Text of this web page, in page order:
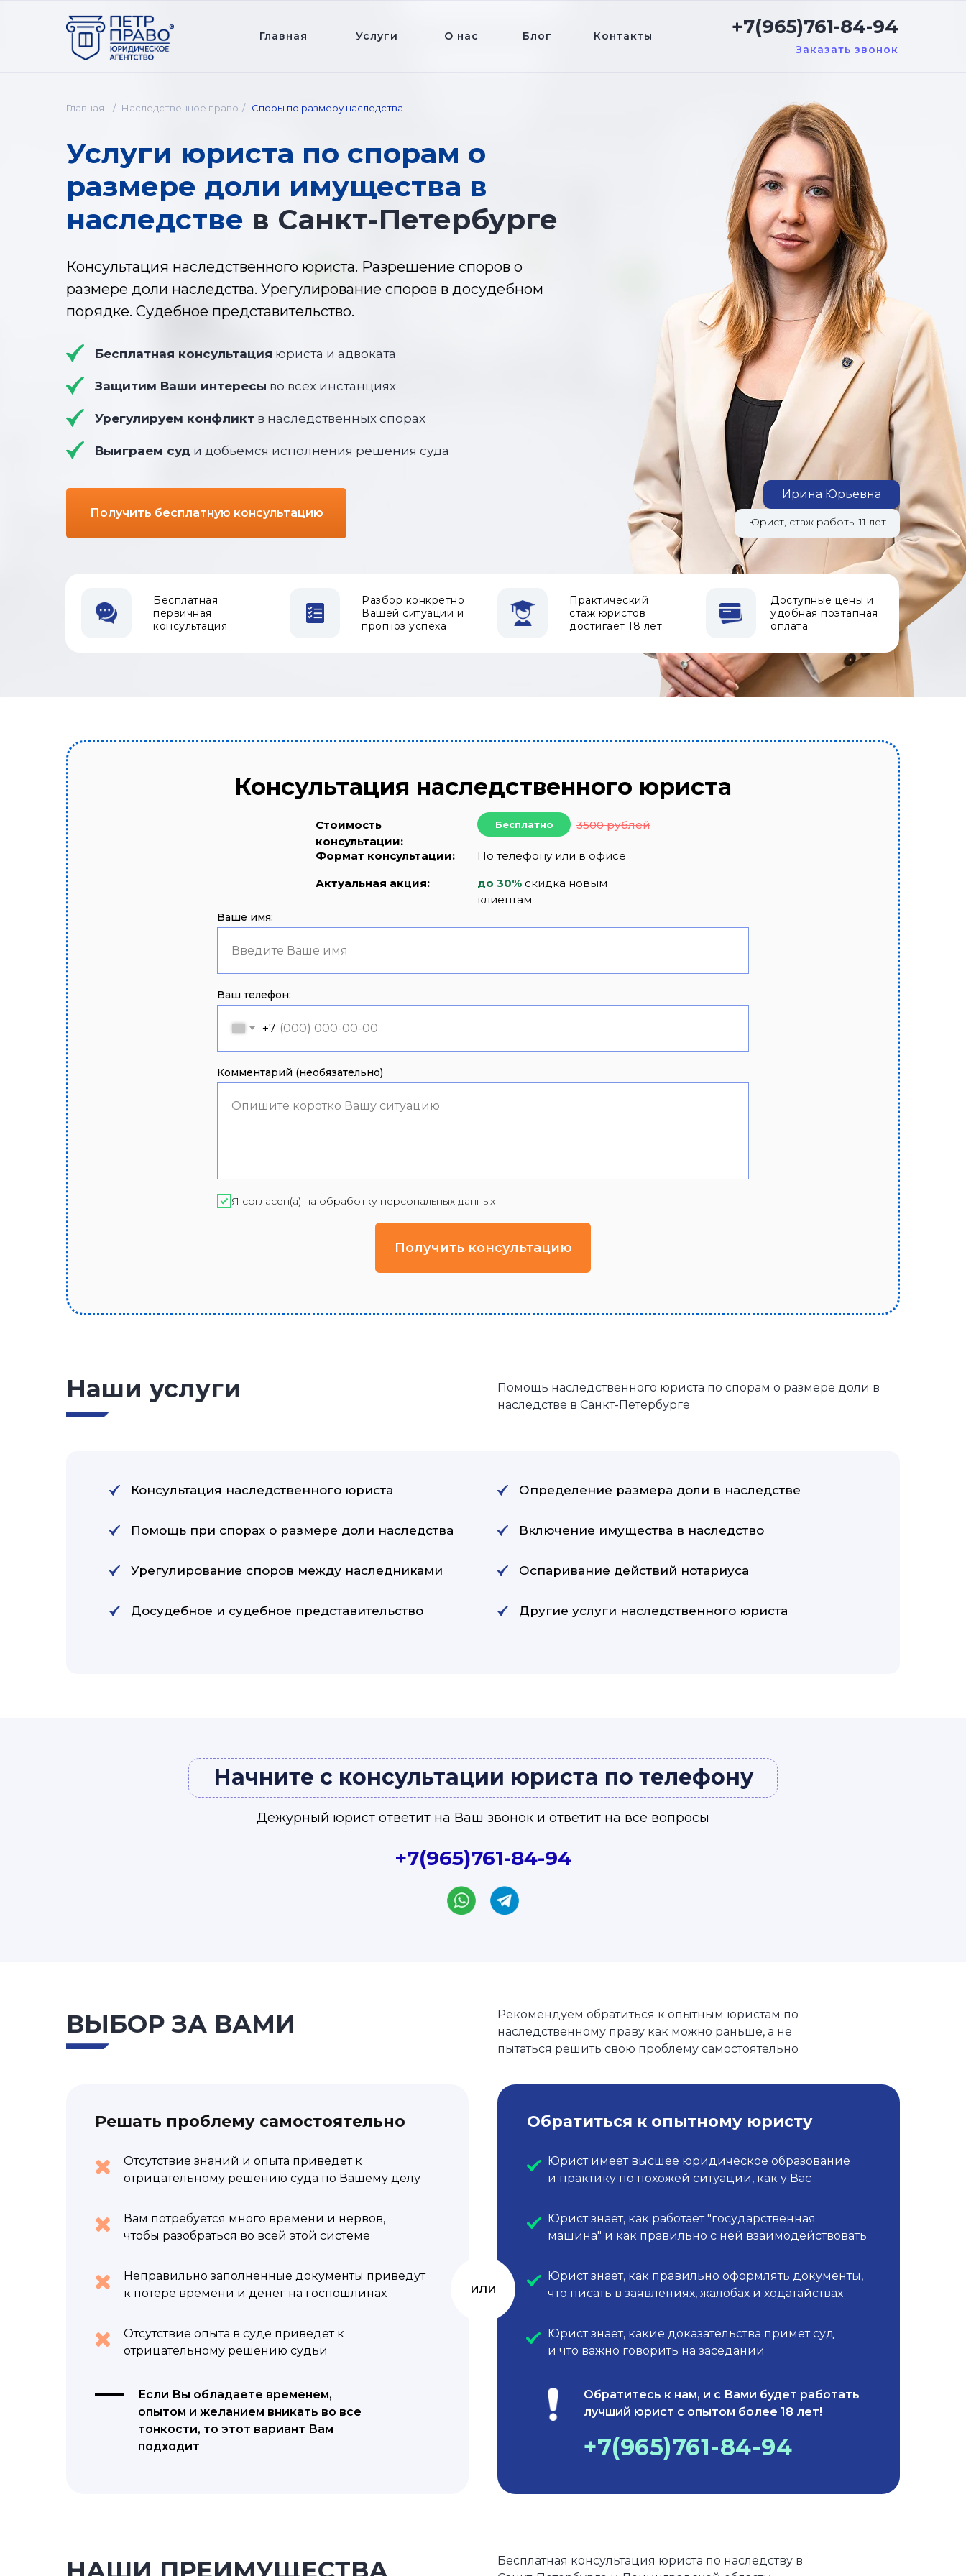
Главная /
Ирина Юрьевна
Юрист, стаж работы 11 лет
Услуги юриста по спорам о
размере доли имущества в
наследстве в Санкт-Петербурге
Бесплатная консультация юриста и адвоката
Защитим Ваши интересы во всех инстанциях
Урегулируем конфликт в наследственных спорах
Выиграем суд и добьемся исполнения решения суда
Бесплатная
первичная
консультация
Разбор конкретно
Вашей ситуации и
прогноз успеха
Практический
стаж юристов
достигает 18 лет
Доступные цены и
удобная поэтапная
оплата
Получить бесплатную консультацию
Консультация наследственного юриста. Разрешение споров о
размере доли наследства. Урегулирование споров в досудебном
порядке. Судебное представительство.
Наследственное право / Споры по размеру наследства
Блог
Заказать звонок
+7(965)761-84-94
Контакты
О нас
Услуги
Главная
Консультация наследственного юриста
Бесплатно 3500 рублей
Стоимость
консультации:
Ваше имя:
Введите Ваше имя
Ваш телефон:
+7
Комментарий (необязательно)
Опишите коротко Вашу ситуацию
Я согласен(а) на обработку персональных данных
Получить консультацию
Актуальная акция: до 30% скидка новым
клиентам
Формат консультации: По телефону или в офисе
Наши услуги
Помощь наследственного юриста по спорам о размере доли в
наследстве в Санкт-Петербурге
Консультация наследственного юриста
Помощь при спорах о размере доли наследства
Урегулирование споров между наследниками
Досудебное и судебное представительство
Определение размера доли в наследстве
Включение имущества в наследство
Оспаривание действий нотариуса
Другие услуги наследственного юриста
Начните с консультации юриста по телефону
Дежурный юрист ответит на Ваш звонок и ответит на все вопросы
+7(965)761-84-94
ВЫБОР ЗА ВАМИ
Рекомендуем обратиться к опытным юристам по
наследственному праву как можно раньше, а не
пытаться решить свою проблему самостоятельно
или
Обратиться к опытному юристу
Решать проблему самостоятельно
Юрист имеет высшее юридическое образование
и практику по похожей ситуации, как у Вас
Юрист знает, как работает "государственная
машина" и как правильно с ней взаимодействовать
Юрист знает, как правильно оформлять документы,
что писать в заявлениях, жалобах и ходатайствах
Юрист знает, какие доказательства примет суд
и что важно говорить на заседании
Отсутствие знаний и опыта приведет к
отрицательному решению суда по Вашему делу
Вам потребуется много времени и нервов,
чтобы разобраться во всей этой системе
Неправильно заполненные документы приведут
к потере времени и денег на госпошлинах
Отсутствие опыта в суде приведет к
отрицательному решению судьи
Если Вы обладаете временем,
опытом и желанием вникать во все
тонкости, то этот вариант Вам
подходит
Обратитесь к нам, и с Вами будет работать
лучший юрист с опытом более 18 лет!
+7(965)761-84-94
Бесплатная консультация юриста по наследству в